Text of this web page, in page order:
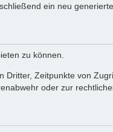
ein neu
zu können.
Dritter, Zeitpunkte von
oder zur